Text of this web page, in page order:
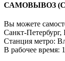
САМОВЫВОЗ
Вы можете
Санкт-
Станция метро:
В рабочее время: